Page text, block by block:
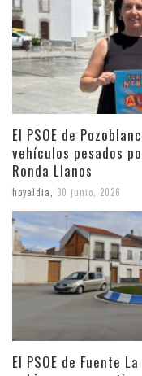
El PSOE de
vehículos pesados
Ronda Llanos
hoyaldia 30 junio, 2026
El PSOE de Fuente